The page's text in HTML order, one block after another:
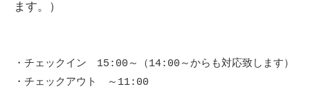
ます。）
・チェックイン 15:00～（14:00～からも対応致します）
・チェックアウト ～11:00